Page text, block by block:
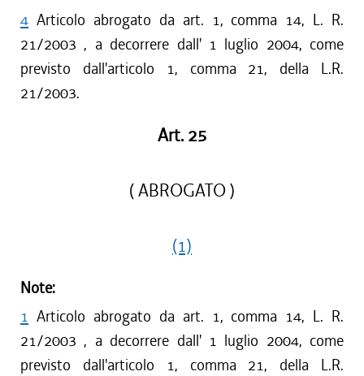
4 Articolo abrogato da art. 1, comma 14, L. R.
21/2003 , a decorrere dall' 1 luglio 2004, come
previsto dall'articolo 1, comma 21, della L.R.
21/2003.
Art. 25
( ABROGATO )
(1)
Note:
1 Articolo abrogato da art. 1, comma 14, L. R.
21/2003 , a decorrere dall' 1 luglio 2004, come
previsto dall'articolo 1, comma 21, della L.R.